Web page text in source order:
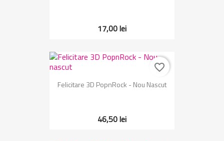
17,00 lei
Felicitare 3D PopnRock - Nou Nascut
46,50 lei
favorite_border